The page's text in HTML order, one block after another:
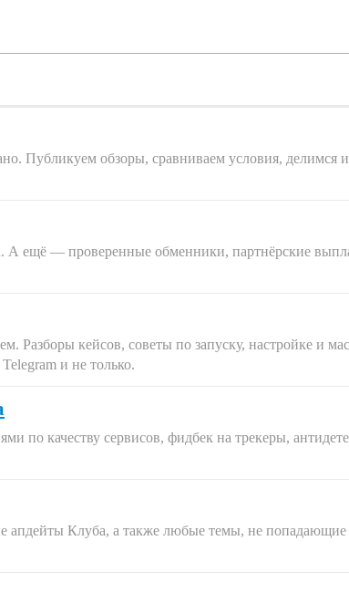
Публикуем обзоры, сравниваем условия, делимся
А ещё — проверенные обменники, партнёрские
Разборы кейсов, советы по запуску, настройке и
и не только.
по качеству сервисов, фидбек на трекеры,
апдейты Клуба, а также любые темы, не попадающие